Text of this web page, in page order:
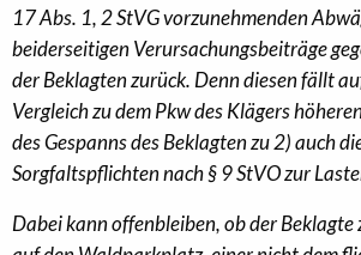
17 Abs. 1, 2 StVG vorzunehmenden
beiderseitigen Verursachungsbeiträge
der Beklagten zurück. Denn diesen fällt
Vergleich zu dem Pkw des Klägers
des Gespanns des Beklagten zu 2) auch
Sorgfaltspflichten nach § 9 StVO zur
Dabei kann offenbleiben, ob der Beklagte